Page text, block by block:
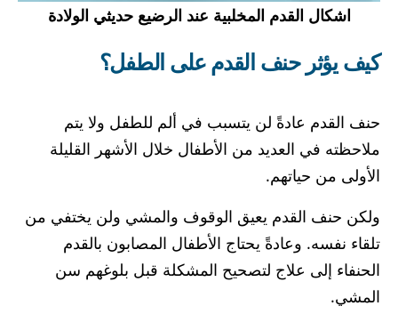
اشكال القدم المخلبية عند الرضيع حديثي الولادة
كيف يؤثر حنف القدم على الطفل؟
حنف القدم عادةً لن يتسبب في ألم للطفل ولا يتم
ملاحظته في العديد من الأطفال خلال الأشهر القليلة
الأولى من حياتهم.
ولكن حنف القدم يعيق الوقوف والمشي ولن يختفي من
تلقاء نفسه. وعادةً يحتاج الأطفال المصابون بالقدم
الحنفاء إلى علاج لتصحيح المشكلة قبل بلوغهم سن
المشي.